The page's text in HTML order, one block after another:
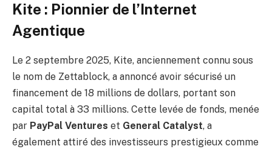
Kite : Pionnier de l’Internet
Agentique
Le 2 septembre 2025, Kite, anciennement connu sous
le nom de Zettablock, a annoncé avoir sécurisé un
financement de 18 millions de dollars, portant son
capital total à 33 millions. Cette levée de fonds, menée
par PayPal Ventures et General Catalyst, a
également attiré des investisseurs prestigieux comme